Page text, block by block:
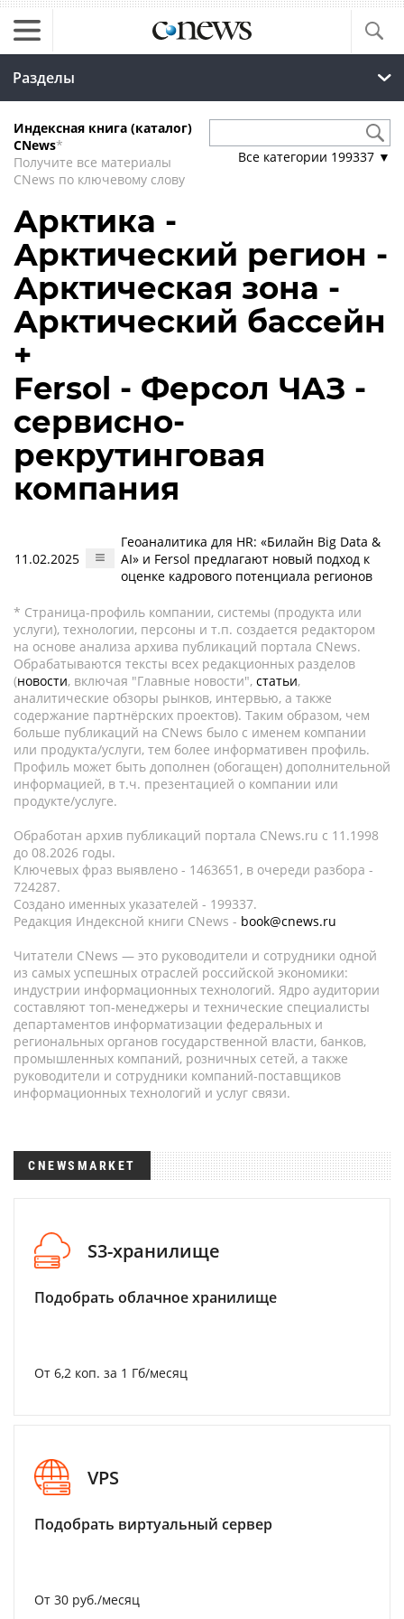
Разделы
Индексная книга (каталог)
CNews*
Получите все материалы
CNews по ключевому слову
Все категории 199337 ▼
Арктика -
Арктический регион -
Арктическая зона -
Арктический бассейн
+
Fersol - Ферсол ЧАЗ -
сервисно-
рекрутинговая
компания
11.02.2025
Геоаналитика для HR: «Билайн Big Data &
AI» и Fersol предлагают новый подход к
оценке кадрового потенциала регионов
* Страница-профиль компании, системы (продукта или
услуги), технологии, персоны и т.п. создается редактором
на основе анализа архива публикаций портала CNews.
Обрабатываются тексты всех редакционных разделов
(новости, включая "Главные новости", статьи,
аналитические обзоры рынков, интервью, а также
содержание партнёрских проектов). Таким образом, чем
больше публикаций на CNews было с именем компании
или продукта/услуги, тем более информативен профиль.
Профиль может быть дополнен (обогащен) дополнительной
информацией, в т.ч. презентацией о компании или
продукте/услуге.
Обработан архив публикаций портала CNews.ru c 11.1998
до 08.2026 годы.
Ключевых фраз выявлено - 1463651, в очереди разбора -
724287.
Создано именных указателей - 199337.
Редакция Индексной книги CNews - book@cnews.ru
Читатели CNews — это руководители и сотрудники одной
из самых успешных отраслей российской экономики:
индустрии информационных технологий. Ядро аудитории
составляют топ-менеджеры и технические специалисты
департаментов информатизации федеральных и
региональных органов государственной власти, банков,
промышленных компаний, розничных сетей, а также
руководители и сотрудники компаний-поставщиков
информационных технологий и услуг связи.
CNEWSMARKET
S3-хранилище
Подобрать облачное хранилище
От 6,2 коп. за 1 Гб/месяц
VPS
Подобрать виртуальный сервер
От 30 руб./месяц